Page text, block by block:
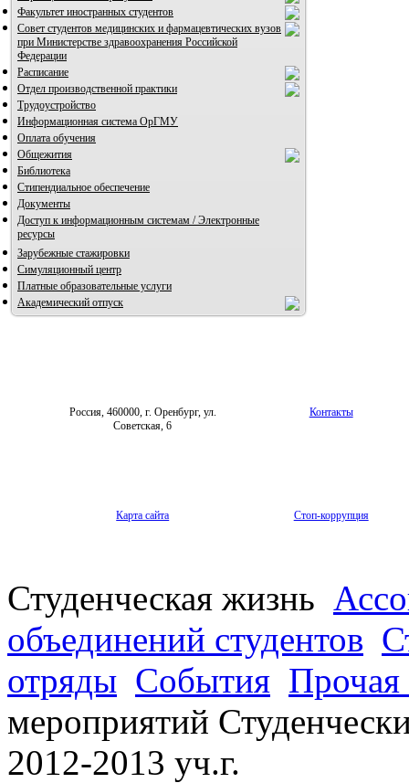
Факультет иностранных студентов
Совет студентов медицинских и фармацевтических вузов
при Министерстве здравоохранения Российской
Федерации
Расписание
Отдел производственной практики
Трудоустройство
Информационная система ОрГМУ
Оплата обучения
Общежития
Библиотека
Стипендиальное обеспечение
Документы
Доступ к информационным системам / Электронные
ресурсы
Зарубежные стажировки
Симуляционный центр
Платные образовательные услуги
Академический отпуск
Россия, 460000, г. Оренбург, ул.
Советская, 6
Контакты
Карта сайта Стоп-коррупция
Студенческая жизнь
объединений студентов
отряды События
мероприятий
2012-2013 уч.г.